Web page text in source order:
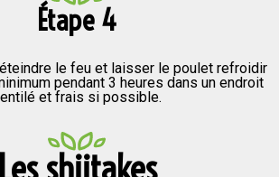
Étape 4
le feu et laisser le poulet refroidir
pendant 3 heures dans un endroit
et frais si possible.